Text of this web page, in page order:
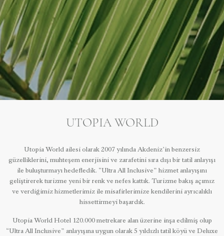
UTOPIA WORLD
Utopia World ailesi olarak 2007 yılında Akdeniz’in benzersiz
güzelliklerini, muhteşem enerjisini ve zarafetini sıra dışı bir tatil anlayışı
ile buluşturmayı hedefledik. “Ultra All Inclusive” hizmet anlayışını
geliştirerek turizme yeni bir renk ve nefes kattık. Turizme bakış açımız
ve verdiğimiz hizmetlerimiz ile misafirlerimize kendilerini ayrıcalıklı
hissettirmeyi başardık.
Utopia World Hotel 120.000 metrekare alan üzerine inşa edilmiş olup
“Ultra All Inclusive” anlayışına uygun olarak 5 yıldızlı tatil köyü ve Deluxe